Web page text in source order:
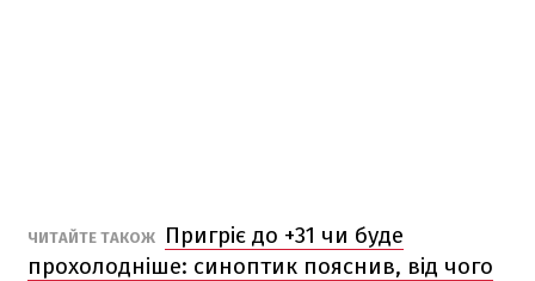
ЧИТАЙТЕ ТАКОЖ
Пригріє до +31 чи буде
прохолодніше: синоптик пояснив, від чого